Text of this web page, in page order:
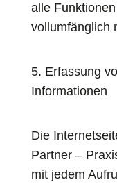
alle
vollumfänglich
5. Erfassung
Informationen
Die
Partner –
mit jedem